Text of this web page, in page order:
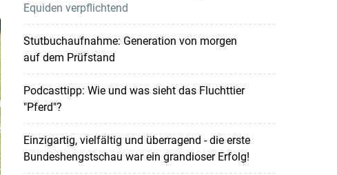
Equiden verpflichtend
Stutbuchaufnahme: Generation von morgen
auf dem Prüfstand
Podcasttipp: Wie und was sieht das Fluchttier
"Pferd"?
Einzigartig, vielfältig und überragend - die erste
Bundeshengstschau war ein grandioser Erfolg!